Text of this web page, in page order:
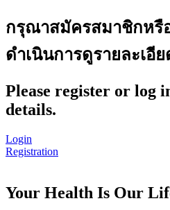
กรุณาสมัครสมาชิกหรื
ดำเนินการดูรายละเอี
Please register or log
details.
Login
Registration
Your Health Is Our